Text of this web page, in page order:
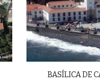
BASÍLICA DE